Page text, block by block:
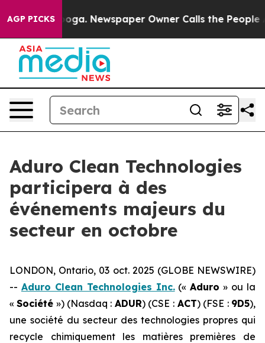
AGP PICKSNewspaper Owner Calls the People
Aduro Clean Technologies
participera à des
événements majeurs du
secteur en octobre
LONDON, Ontario, 03 oct. 2025 (GLOBE NEWSWIRE)
-- Aduro Clean Technologies Inc.(«Aduro » ou la
«Société ») (Nasdaq : ADUR) (CSE :ACT) (FSE : 9D5),
une société du secteur des technologies propres qui
recycle chimiquement les matières premières de